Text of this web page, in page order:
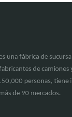
una fábrica de
de camiones
personas, tiene
de 90 mercados.